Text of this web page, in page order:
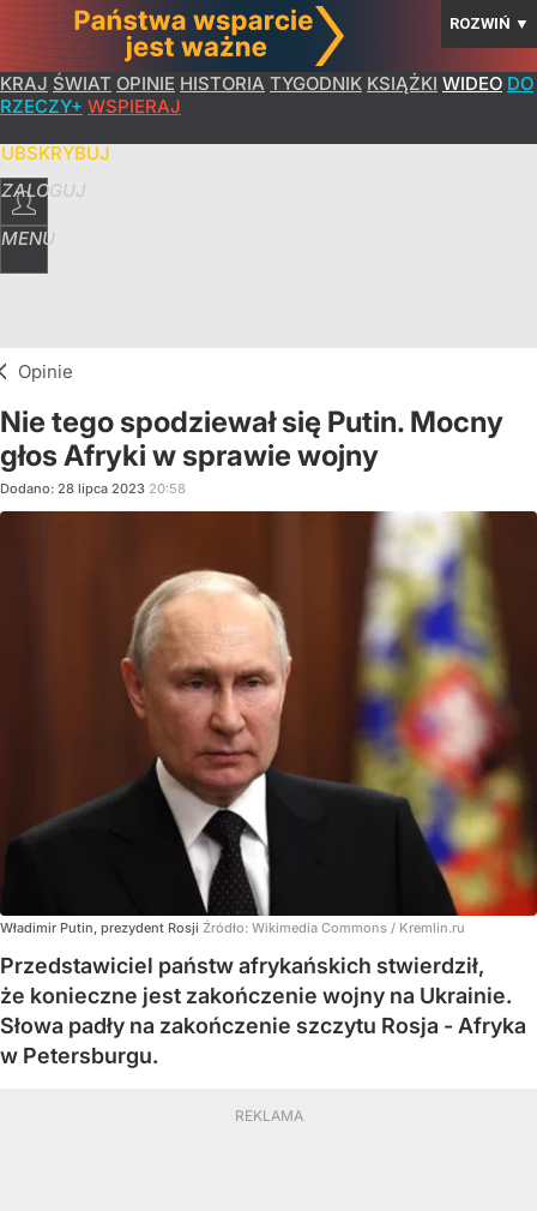
ROZWIŃ ▼
KRAJ ŚWIAT OPINIE HISTORIA TYGODNIK KSIĄŻKI WIDEO DO
RZECZY+ WSPIERAJ
ZALOGUJ
MENU
Opinie
Nie tego spodziewał się Putin. Mocny
głos Afryki w sprawie wojny
Dodano: 28 lipca 2023 20:58
Władimir Putin, prezydent Rosji Źródło: Wikimedia Commons / Kremlin.ru
Przedstawiciel państw afrykańskich stwierdził,
że konieczne jest zakończenie wojny na Ukrainie.
Słowa padły na zakończenie szczytu Rosja - Afryka
w Petersburgu.